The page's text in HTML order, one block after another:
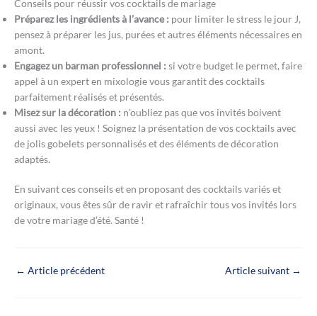
Conseils pour réussir vos cocktails de mariage
Préparez les ingrédients à l’avance : pour limiter le stress le jour J,
pensez à préparer les jus, purées et autres éléments nécessaires en
amont.
Engagez un barman professionnel : si votre budget le permet, faire
appel à un expert en mixologie vous garantit des cocktails
parfaitement réalisés et présentés.
Misez sur la décoration : n’oubliez pas que vos invités boivent
aussi avec les yeux ! Soignez la présentation de vos cocktails avec
de jolis gobelets personnalisés et des éléments de décoration
adaptés.
En suivant ces conseils et en proposant des cocktails variés et
originaux, vous êtes sûr de ravir et rafraîchir tous vos invités lors
de votre mariage d’été. Santé !
← Article précédent Article suivant →